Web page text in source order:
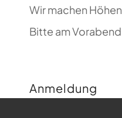
Wir machen
Bitte am
Anmeldung